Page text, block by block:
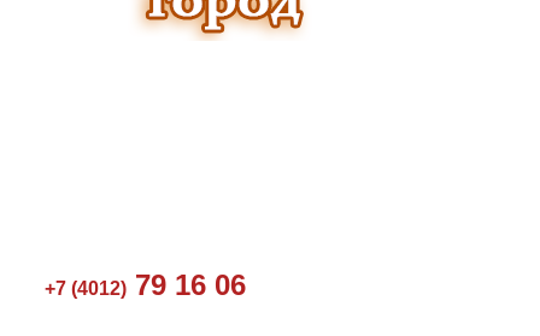
+7 (4012) 79 16 06